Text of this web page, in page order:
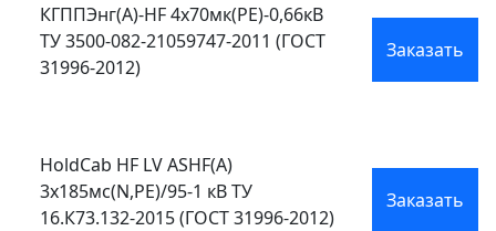
КГППЭнг(А)-HF 4х70мк(PE)-0,66кВ
ТУ 3500-082-21059747-2011 (ГОСТ
31996-2012)
Заказать
HoldCab HF LV ASHF(А)
3х185мс(N,PE)/95-1 кВ ТУ
16.К73.132-2015 (ГОСТ 31996-2012)
Заказать